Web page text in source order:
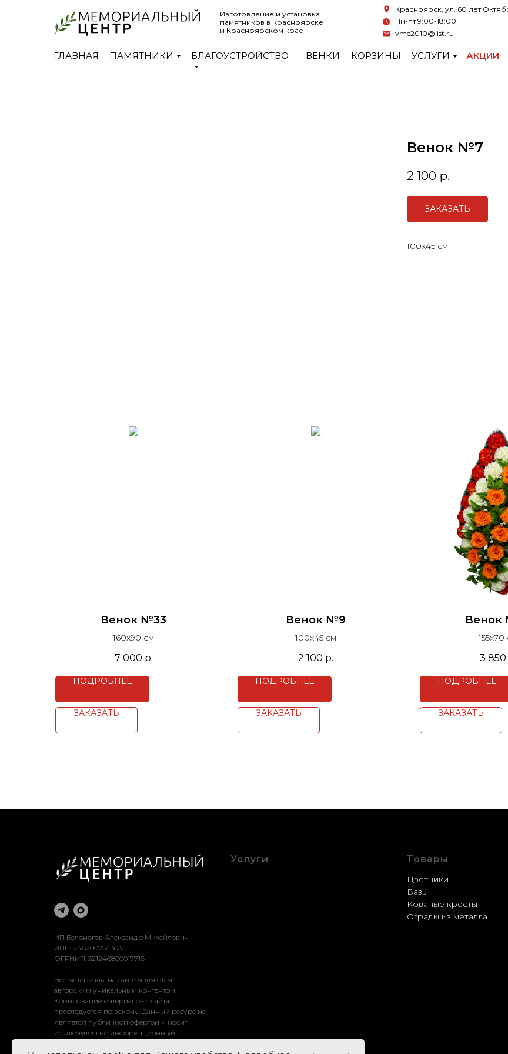
vmc2010@list.ru
Изготовление и установка
памятников в Красноярске
и Красноярском крае
Красноярск, ул. 60 лет
Пн-пт 9:00-18:00
ПАМЯТНИКИ БЛАГОУСТРОЙСТВО УСЛУГИ
ВЕНКИ КОРЗИНЫ
ГЛАВНАЯ АКЦИИ
Венок №7
2 100 р.
ЗАКАЗАТЬ
100х45 см
Венок №33
160х90 см
7 000 р.
ПОДРОБНЕЕ
ЗАКАЗАТЬ
Венок №9
100х45 см
2 100 р.
ПОДРОБНЕЕ
ЗАКАЗАТЬ
Венок
155х70
3 850
ПОДРОБНЕЕ
ЗАКАЗАТЬ
ИП Белоногов Александр Михайлович
ИНН: 246200754303
ОГРНИП: 321246800017716
Все материалы на сайте являются
авторским уникальным контентом.
Копирование материалов с сайта
преследуется по закону. Данный ресурс не
является публичной офертой и носит
исключительно информационный
Услуги Товары
Цветники
Вазы
Кованые кресты
Ограды из металла